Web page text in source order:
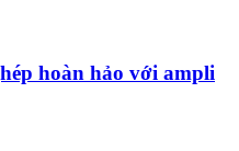
hoàn hảo với ampli